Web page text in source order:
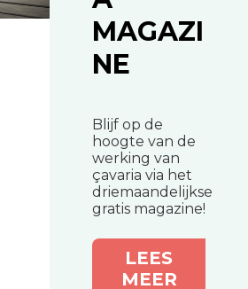
MAGAZI
NE
Blijf op de
hoogte van de
werking van
çavaria via het
driemaandelijkse
gratis magazine!
LEES
MEER